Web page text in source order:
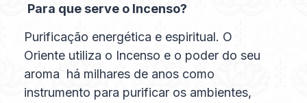
Para que serve o Incenso?
Purificação energética e espiritual. O
Oriente utiliza o Incenso e o poder do seu
aroma há milhares de anos como
instrumento para purificar os ambientes,